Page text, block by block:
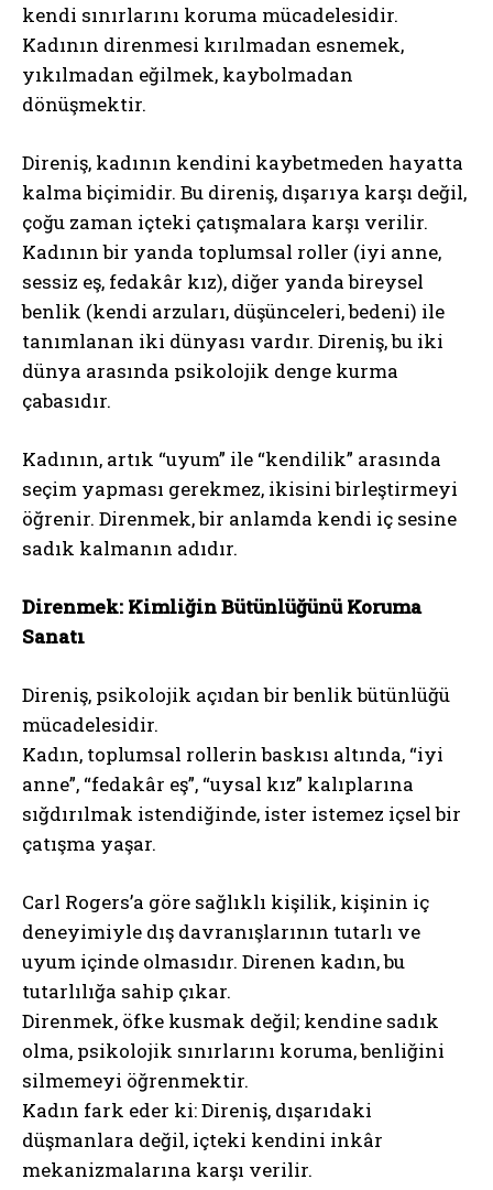
kendi sınırlarını koruma mücadelesidir.
Kadının direnmesi kırılmadan esnemek,
yıkılmadan eğilmek, kaybolmadan
dönüşmektir.
Direniş, kadının kendini kaybetmeden hayatta
kalma biçimidir. Bu direniş, dışarıya karşı değil,
çoğu zaman içteki çatışmalara karşı verilir.
Kadının bir yanda toplumsal roller (iyi anne,
sessiz eş, fedakâr kız), diğer yanda bireysel
benlik (kendi arzuları, düşünceleri, bedeni) ile
tanımlanan iki dünyası vardır. Direniş, bu iki
dünya arasında psikolojik denge kurma
çabasıdır.
Kadının, artık “uyum” ile “kendilik” arasında
seçim yapması gerekmez, ikisini birleştirmeyi
öğrenir. Direnmek, bir anlamda kendi iç sesine
sadık kalmanın adıdır.
Direnmek: Kimliğin Bütünlüğünü Koruma
Sanatı
Direniş, psikolojik açıdan bir benlik bütünlüğü
mücadelesidir.
Kadın, toplumsal rollerin baskısı altında, “iyi
anne”, “fedakâr eş”, “uysal kız” kalıplarına
sığdırılmak istendiğinde, ister istemez içsel bir
çatışma yaşar.
Carl Rogers’a göre sağlıklı kişilik, kişinin iç
deneyimiyle dış davranışlarının tutarlı ve
uyum içinde olmasıdır. Direnen kadın, bu
tutarlılığa sahip çıkar.
Direnmek, öfke kusmak değil; kendine sadık
olma, psikolojik sınırlarını koruma, benliğini
silmemeyi öğrenmektir.
Kadın fark eder ki: Direniş, dışarıdaki
düşmanlara değil, içteki kendini inkâr
mekanizmalarına karşı verilir.